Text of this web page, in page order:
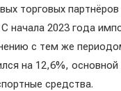
торговых партнёров
начала 2023 года
с тем же
на 12,6%, основной
средства.